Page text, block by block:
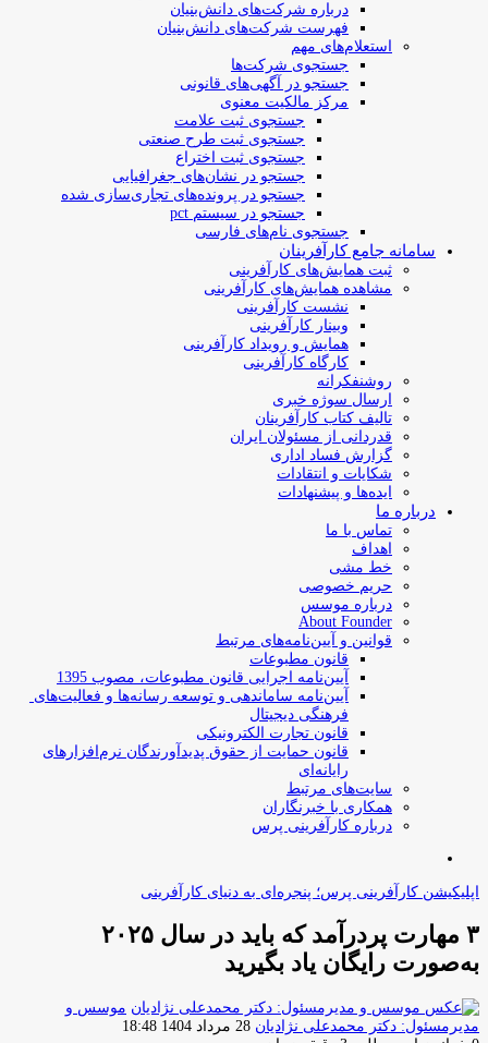
درباره شرکت‌های دانش‌بنیان
فهرست شرکت‌های دانش‌بنیان
استعلام‌های مهم
جستجوی شرکت‌ها
جستجو در آگهی‌های قانونی
مرکز مالکیت معنوی
جستجوی ثبت علامت
جستجوی ثبت طرح صنعتی
جستجوی ثبت اختراع
جستجو در نشان‌های جغرافیایی
جستجو در پرونده‌های تجاری‌سازی شده
جستجو در سیستم pct
جستجوی نام‌های فارسی
سامانه جامع کارآفرینان
ثبت همایش‌های کارآفرینی
مشاهده همایش‌های کارآفرینی
نشست کارآفرینی
وبینار کارآفرینی
همایش و رویداد کارآفرینی
کارگاه کارآفرینی
روشنفکرانه
ارسال سوژه‌ خبری
تالیف کتاب کارآفرینان
قدردانی از مسئولان ایران
گزارش فساد اداری
شکایات و انتقادات
ایده‌ها و پیشنهادات
درباره ما
تماس با ما
اهداف
خط مشی
حریم خصوصی
درباره موسس
About Founder
قوانین و آیین‌نامه‌های مرتبط
‌قانون مطبوعات
آیین‌نامه اجرایی قانون مطبوعات، مصوب 1395
آیین‌نامه سامان­دهی و توسعه رسانه­‌ها و فعالیت‌­های
فرهنگی دیجیتال
قانون تجارت الکترونیکی
قانون حمایت از حقوق پدیدآورندگان نرم‌افزارهای
رایانه‌ای
سایت‌های مرتبط
همکاری با خبرنگاران
درباره کارآفرینی پرس
اپلیکیشن کارآفرینی پرس؛ پنجره‌ای به دنیای کارآفرینی
۳ مهارت پردرآمد که باید در سال ۲۰۲۵
به‌صورت رایگان یاد بگیرید
موسس و
مدیرمسئول: دکتر محمدعلی نژادیان ارسال
28 مرداد 1404 18:48